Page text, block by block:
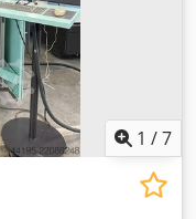
1 /7